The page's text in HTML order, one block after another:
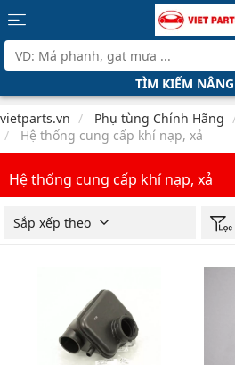
TÌM KIẾM
vietparts.vn Phụ tùng Chính Hãng
Hệ thống cung cấp khí nạp, xả
Hệ thống cung cấp khí nạp, xả
Sắp xếp theo